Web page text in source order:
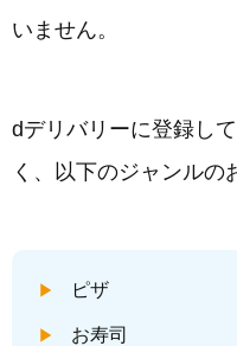
いません。
dデリバリーに登録し
く、以下のジャンルの
ピザ
お寿司